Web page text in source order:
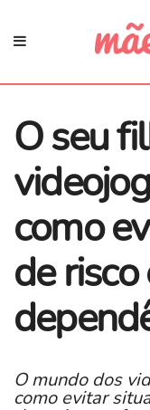
O seu
como
de risco
O mundo dos
como evitar